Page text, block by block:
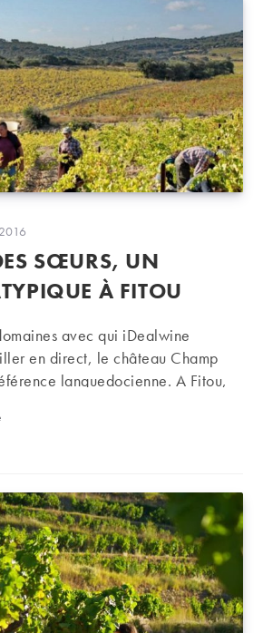
:
SŒURS, UN
À FITOU
avec qui iDealwine
en direct, le château Champ
languedocienne. A Fitou,
Le Champ des Sœurs, un domaine atypique à Fitou